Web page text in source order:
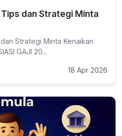
dan Strategi Minta
Strategi Minta Kenaikan
GAJI 20...
18 Apr 2026